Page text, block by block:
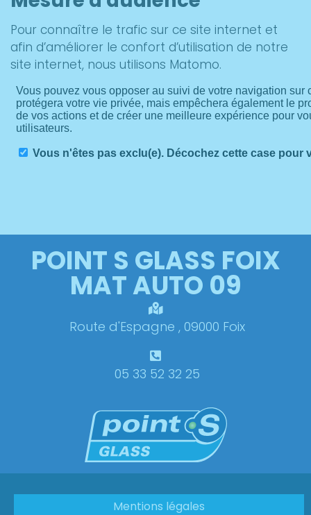
Pour connaître le trafic sur ce site internet et
afin d’améliorer le confort d’utilisation de notre
site internet, nous utilisons Matomo.
POINT S GLASS FOIX
MAT AUTO 09
Route d'Espagne , 09000 Foix
05 33 52 32 25
Mentions légales